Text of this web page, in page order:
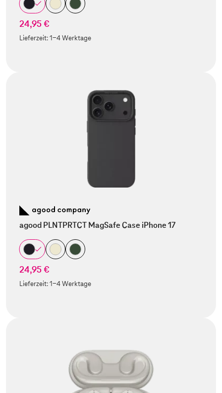
24,95 €
Lieferzeit:1-4 Werktage
agood PLNTPRTCT MagSafe Case iPhone 17
24,95 €
Lieferzeit:1-4 Werktage